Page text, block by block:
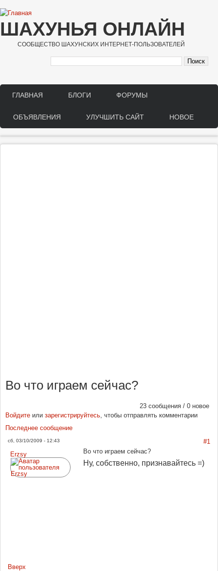
Перейти к основному содержанию
ШАХУНЬЯ ОНЛАЙН
СООБЩЕСТВО ШАХУНСКИХ ИНТЕРНЕТ-ПОЛЬЗОВАТЕЛЕЙ
Main menu
ГЛАВНАЯ БЛОГИ ФОРУМЫ
ОБЪЯВЛЕНИЯ УЛУЧШИТЬ САЙТ НОВОЕ
Во что играем сейчас?
23 сообщения / 0 новое
Войдите или зарегистрируйтесь, чтобы отправлять комментарии
Последнее сообщение
сб, 03/10/2009 - 12:43
#1
Erzsy
Во что играем сейчас?
Ну, собственно, признавайтесь =)
Вверх